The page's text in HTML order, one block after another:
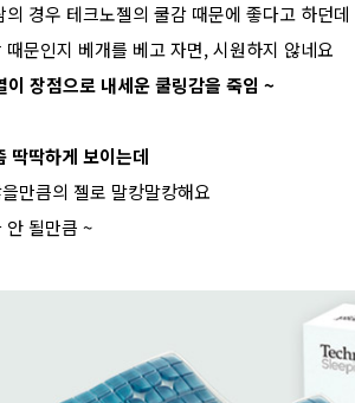
경우 테크노젤의 쿨감 때문에 좋다고 하던데
문인지 베개를 베고 자면, 시원하지 않네요
이 장점으로 내세운 쿨링감을 죽임 ~
딱딱하게 보이는데
만큼의 젤로 말캉말캉해요
안 될만큼 ~